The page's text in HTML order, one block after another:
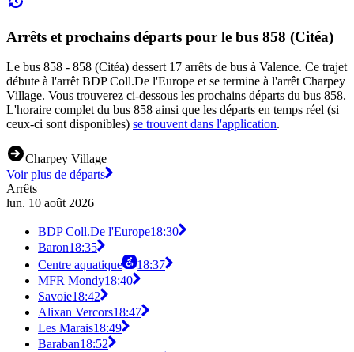
Arrêts et prochains départs pour le bus 858 (Citéa)
Le bus 858 - 858 (Citéa) dessert 17 arrêts de bus à Valence. Ce trajet
débute à l'arrêt BDP Coll.De l'Europe et se termine à l'arrêt Charpey
Village. Vous trouverez ci-dessous les prochains départs du bus 858.
L'horaire complet du bus 858 ainsi que les départs en temps réel (si
ceux-ci sont disponibles) se trouvent dans l'application.
Charpey Village
Voir plus de départs
Arrêts
lun. 10 août 2026
BDP Coll.De l'Europe18:30
Baron18:35
Centre aquatique
18:37
MFR Mondy18:40
Savoie18:42
Alixan Vercors18:47
Les Marais18:49
Baraban18:52